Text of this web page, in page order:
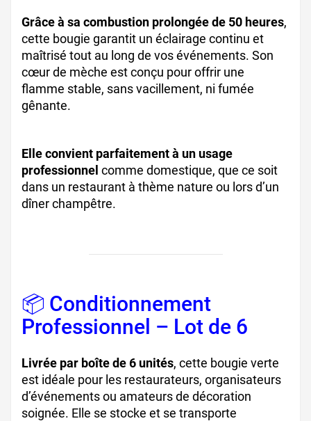
Grâce à sa combustion prolongée de 50 heures,
cette bougie garantit un éclairage continu et
maîtrisé tout au long de vos événements. Son
cœur de mèche est conçu pour offrir une
flamme stable, sans vacillement, ni fumée
gênante.
Elle convient parfaitement à un usage
professionnel comme domestique, que ce soit
dans un restaurant à thème nature ou lors d’un
dîner champêtre.
📦 Conditionnement
Professionnel – Lot de 6
Livrée par boîte de 6 unités, cette bougie verte
est idéale pour les restaurateurs, organisateurs
d’événements ou amateurs de décoration
soignée. Elle se stocke et se transporte